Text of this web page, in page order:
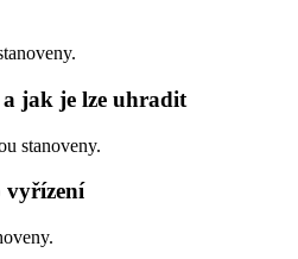
jak je lze uhradit
stanoveny.
vyřízení